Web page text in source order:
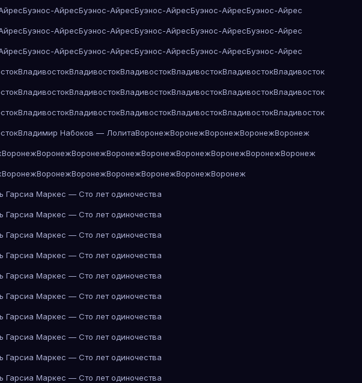
Буэнос-АйресБуэнос-АйресБуэнос-АйресБуэнос-АйресБуэнос-Айрес
Буэнос-АйресБуэнос-АйресБуэнос-АйресБуэнос-АйресБуэнос-Айрес
Буэнос-АйресБуэнос-АйресБуэнос-АйресБуэнос-АйресБуэнос-Айрес
ВладивостокВладивостокВладивостокВладивостокВладивостокВладивосток
ВладивостокВладивостокВладивостокВладивостокВладивостокВладивосток
ВладивостокВладивостокВладивостокВладивостокВладивостокВладивосток
Владимир Набоков — ЛолитаВоронежВоронежВоронежВоронежВоронеж
ВоронежВоронежВоронежВоронежВоронежВоронежВоронежВоронежВоронеж
ВоронежВоронежВоронежВоронежВоронежВоронежВоронеж
Гарсиа Маркес — Сто лет одиночества
Гарсиа Маркес — Сто лет одиночества
Гарсиа Маркес — Сто лет одиночества
Гарсиа Маркес — Сто лет одиночества
Гарсиа Маркес — Сто лет одиночества
Гарсиа Маркес — Сто лет одиночества
Гарсиа Маркес — Сто лет одиночества
Гарсиа Маркес — Сто лет одиночества
Гарсиа Маркес — Сто лет одиночества
Гарсиа Маркес — Сто лет одиночества